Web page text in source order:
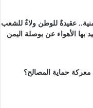
عقيدةٌ للوطن ولاءٌ للشعب
بها الأهواء عن بوصلة اليمن
معركة حماية المصالح؟